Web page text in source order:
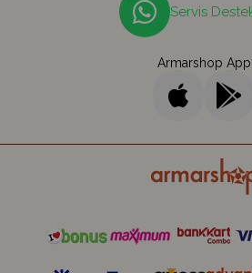
Servis
Armarshop App